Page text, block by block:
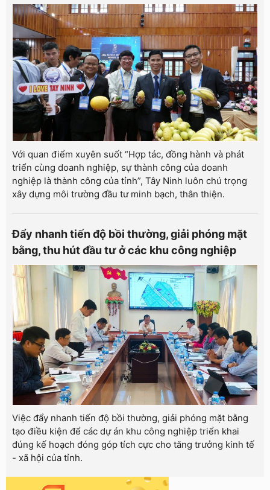
Với quan điểm xuyên suốt “Hợp tác, đồng hành và phát
triển cùng doanh nghiệp, sự thành công của doanh
nghiệp là thành công của tỉnh”, Tây Ninh luôn chú trọng
xây dựng môi trường đầu tư minh bạch, thân thiện.
Đẩy nhanh tiến độ bồi thường, giải phóng mặt
bằng, thu hút đầu tư ở các khu công nghiệp
Việc đẩy nhanh tiến độ bồi thường, giải phóng mặt bằng
tạo điều kiện để các dự án khu công nghiệp triển khai
đúng kế hoạch đóng góp tích cực cho tăng trưởng kinh tế
- xã hội của tỉnh.